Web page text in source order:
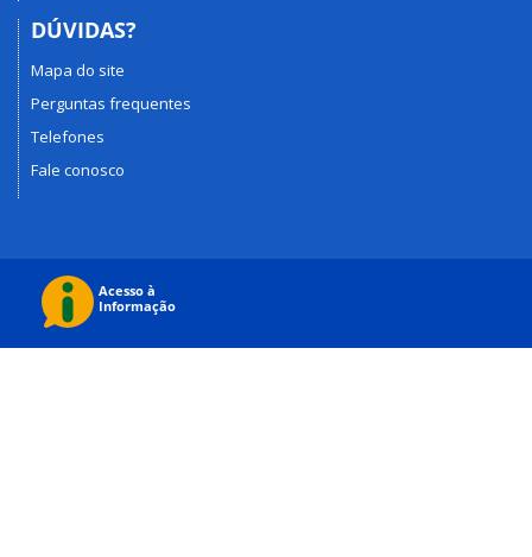
DÚVIDAS?
Mapa do site
Perguntas frequentes
Telefones
Fale conosco